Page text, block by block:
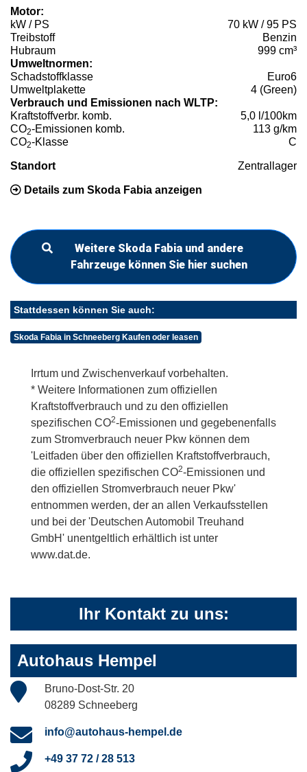
Motor:
kW / PS
70 kW / 95 PS
Treibstoff
Benzin
Hubraum
999 cm³
Umweltnormen:
Schadstoffklasse
Euro6
Umweltplakette
4 (Green)
Verbrauch und Emissionen nach WLTP:
Kraftstoffverbr. komb.
5,0 l/100km
CO2-Emissionen komb.
113 g/km
CO2-Klasse C
Standort Zentrallager
Details zum Skoda Fabia anzeigen
Weitere Skoda Fabia und andere
Fahrzeuge können Sie hier suchen
Stattdessen können Sie auch:
Skoda Fabia in Schneeberg Kaufen oder leasen
Irrtum und Zwischenverkauf vorbehalten.
* Weitere Informationen zum offiziellen
Kraftstoffverbrauch und zu den offiziellen
spezifischen CO2-Emissionen und gegebenenfalls
zum Stromverbrauch neuer Pkw können dem
'Leitfaden über den offiziellen Kraftstoffverbrauch,
die offiziellen spezifischen CO2-Emissionen und
den offiziellen Stromverbrauch neuer Pkw'
entnommen werden, der an allen Verkaufsstellen
und bei der 'Deutschen Automobil Treuhand
GmbH' unentgeltlich erhältlich ist unter
www.dat.de.
Ihr Kontakt zu uns:
Autohaus Hempel
Bruno-Dost-Str. 20
08289 Schneeberg
info@autohaus-hempel.de
+49 37 72 / 28 513